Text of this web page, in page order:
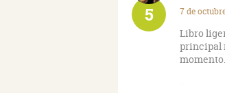
5 7 de
Libro
principal
momento.
Creo